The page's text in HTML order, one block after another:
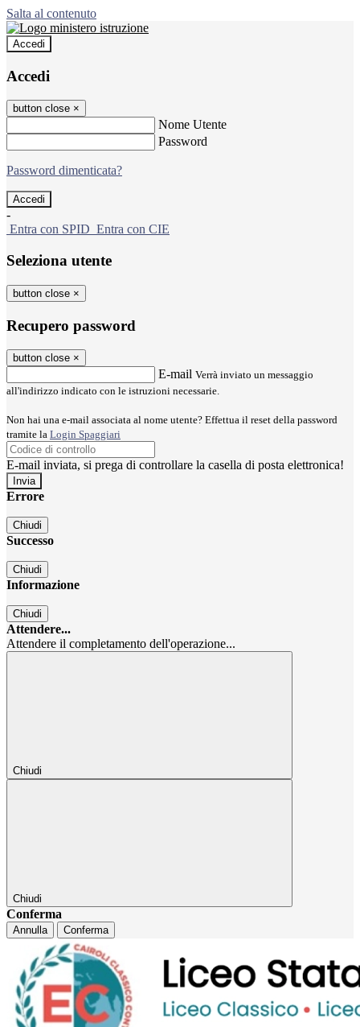
Salta al contenuto
Accedi
Accedi
button close ×
Nome Utente
Password
Password dimenticata?
-
Entra con SPID Entra con CIE
Seleziona utente
button close ×
Recupero password
button close ×
E-mail Verrà inviato un messaggio
all'indirizzo indicato con le istruzioni necessarie.
Non hai una e-mail associata al nome utente? Effettua il reset della password
tramite la Login Spaggiari
E-mail inviata, si prega di controllare la casella di posta elettronica!
Errore
Chiudi
Successo
Chiudi
Informazione
Chiudi
Attendere...
Attendere il completamento dell'operazione...
Chiudi
Chiudi
Conferma
Annulla Conferma